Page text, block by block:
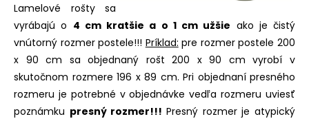
Lamelové rošty sa
vyrábajú o 4 cm kratšie a o 1 cm užšie ako je čistý
vnútorný rozmer postele!!! Príklad: pre rozmer postele 200
x 90 cm sa objednaný rošt 200 x 90 cm vyrobí v
skutočnom rozmere 196 x 89 cm. Pri objednaní presného
rozmeru je potrebné v objednávke vedľa rozmeru uviesť
poznámku presný rozmer!!!Presný rozmer je atypický